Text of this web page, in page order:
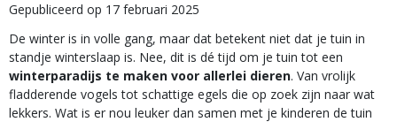
Gepubliceerd op 17 februari 2025
De winter is in volle gang, maar dat betekent niet dat je tuin in
standje winterslaap is. Nee, dit is dé tijd om je tuin tot een
winterparadijs te maken voor allerlei dieren. Van vrolijk
fladderende vogels tot schattige egels die op zoek zijn naar wat
lekkers. Wat is er nou leuker dan samen met je kinderen de tuin